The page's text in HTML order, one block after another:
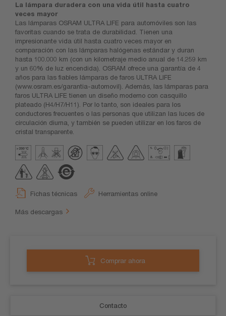
La lámpara duradera con una vida útil hasta cuatro
veces mayor
Las lámparas OSRAM ULTRA LIFE para automóviles son las
favoritas cuando se trata de durabilidad. Tienen una
impresionante vida útil hasta cuatro veces mayor en
comparación con las lámparas halógenas estándar y duran
hasta 100.000 km (con un kilometraje medio anual de 14.259 km
y un 60% de luz encendida). OSRAM ofrece una garantía de 4
años para las fiables lámparas de faros ULTRA LIFE
(www.osram.es/garantia-automovil). Además, las lámparas para
faros ULTRA LIFE tienen un diseño moderno con casquillo
plateado (H4/H7/H11). Por lo tanto, son ideales para los
conductores frecuentes o las personas que utilizan las luces de
circulación diurna, y también se pueden utilizar en los faros de
cristal transparente.
Fichas técnicas Herramientas online
Más descargas
Comprar ahora
Contacto